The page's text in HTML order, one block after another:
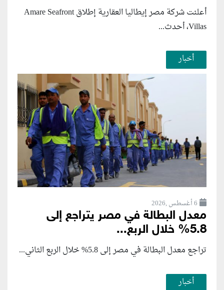
أعلنت شركة مصر إيطاليا العقارية إطلاق Amare Seafront
Villas، أحدث...
أخبار
6 أغسطس ,2026
معدل البطالة في مصر يتراجع إلى
5.8% خلال الربع...
تراجع معدل البطالة في مصر إلى 5.8% خلال الربع الثاني...
أخبار